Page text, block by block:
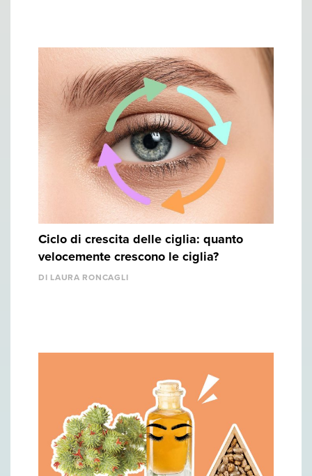
Ciclo di crescita delle ciglia: quanto
velocemente crescono le ciglia?
DI LAURA RONCAGLI